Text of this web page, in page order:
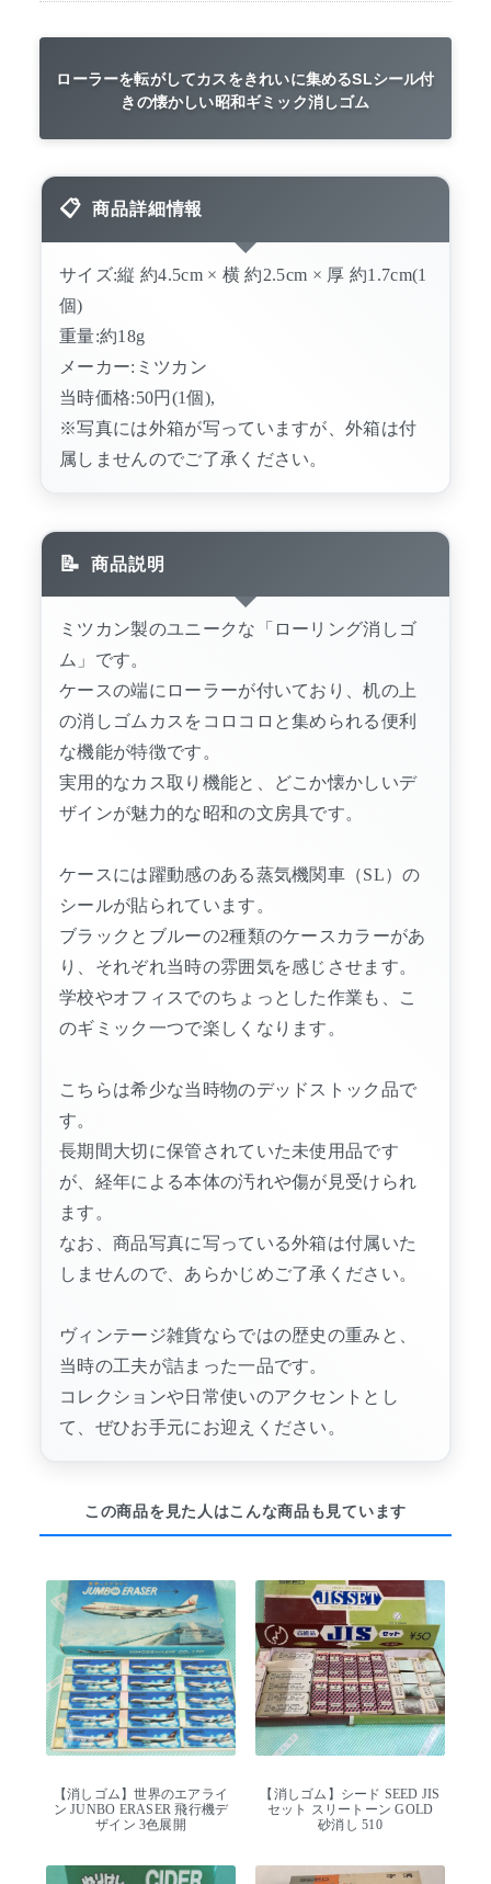
ローラーを転がしてカスをきれいに集めるSLシール付
きの懐かしい昭和ギミック消しゴム
商品詳細情報
サイズ:縦 約4.5cm × 横 約2.5cm × 厚 約1.7cm(1
個)
重量:約18g
メーカー:ミツカン
当時価格:50円(1個),
※写真には外箱が写っていますが、外箱は付
属しませんのでご了承ください。
商品説明
ミツカン製のユニークな「ローリング消しゴ
ム」です。
ケースの端にローラーが付いており、机の上
の消しゴムカスをコロコロと集められる便利
な機能が特徴です。
実用的なカス取り機能と、どこか懐かしいデ
ザインが魅力的な昭和の文房具です。
ケースには躍動感のある蒸気機関車（SL）の
シールが貼られています。
ブラックとブルーの2種類のケースカラーがあ
り、それぞれ当時の雰囲気を感じさせます。
学校やオフィスでのちょっとした作業も、こ
のギミック一つで楽しくなります。
こちらは希少な当時物のデッドストック品で
す。
長期間大切に保管されていた未使用品です
が、経年による本体の汚れや傷が見受けられ
ます。
なお、商品写真に写っている外箱は付属いた
しませんので、あらかじめご了承ください。
ヴィンテージ雑貨ならではの歴史の重みと、
当時の工夫が詰まった一品です。
コレクションや日常使いのアクセントとし
て、ぜひお手元にお迎えください。
この商品を見た人はこんな商品も見ています
【消しゴム】世界のエアライ
ン JUNBO ERASER 飛行機デ
ザイン 3色展開
【消しゴム】シード SEED JIS
セット スリートーン GOLD
砂消し 510